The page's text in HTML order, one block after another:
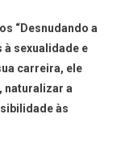
“Desnudando a
sexualidade e
carreira, ele
naturalizar a
às